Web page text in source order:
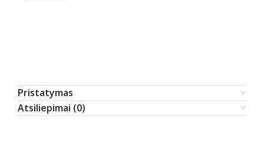
Pristatymas
Atsiliepimai (0)